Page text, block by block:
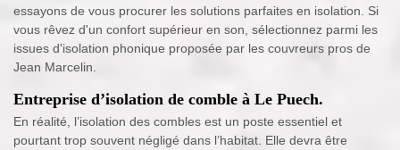
essayons de vous procurer les solutions parfaites en isolation. Si
vous rêvez d'un confort supérieur en son, sélectionnez parmi les
issues d'isolation phonique proposée par les couvreurs pros de
Jean Marcelin.
Entreprise d’isolation de comble à Le Puech.
En réalité, l’isolation des combles est un poste essentiel et
pourtant trop souvent négligé dans l’habitat. Elle devra être